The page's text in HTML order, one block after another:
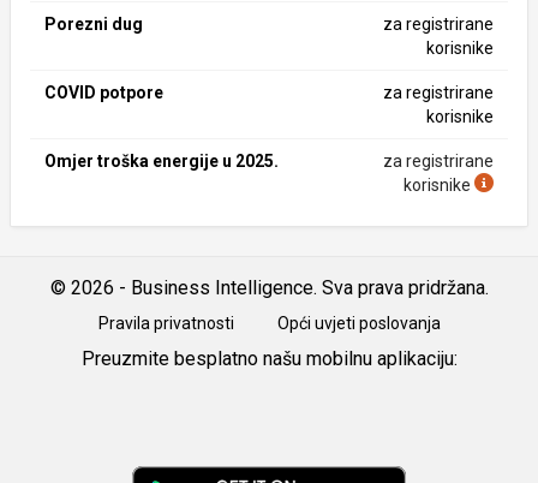
Porezni dug
za registrirane
korisnike
COVID potpore
za registrirane
korisnike
Omjer troška energije u 2025.
za registrirane
korisnike
© 2026 - Business Intelligence. Sva prava pridržana.
Pravila privatnosti Opći uvjeti poslovanja
Preuzmite besplatno našu mobilnu aplikaciju: